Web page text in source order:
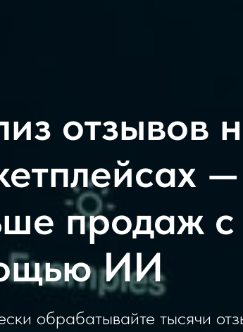
отзывов
—
продаж с
ИИ
обрабатывайте тысячи